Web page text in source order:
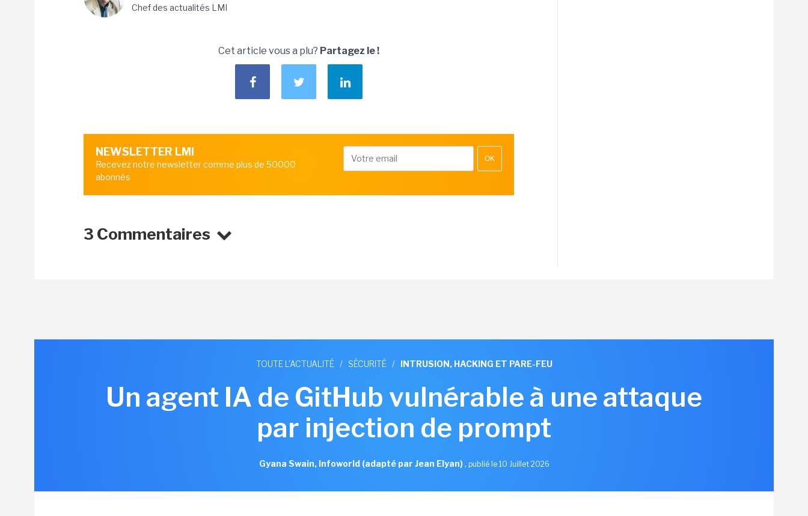
Chef des actualités LMI
Cet article vous a plu? Partagez le !
NEWSLETTER LMI
Recevez notre newsletter comme plus de 50000
abonnés
OK
3 Commentaires
TOUTE L'ACTUALITÉ / SÉCURITÉ / INTRUSION, HACKING ET PARE-FEU
Un agent IA de GitHub vulnérable à une attaque
par injection de prompt
Gyana Swain, Infoworld (adapté par Jean Elyan), publié le 10 Juillet 2026